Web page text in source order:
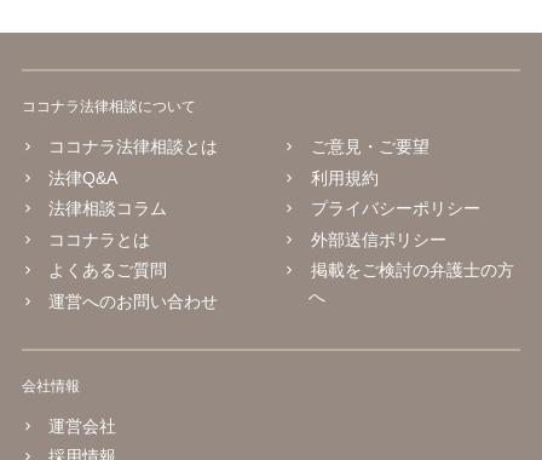
ココナラ法律相談について
ココナラ法律相談とは
法律Q&A
法律相談コラム
ココナラとは
よくあるご質問
運営へのお問い合わせ
ご意見・ご要望
利用規約
プライバシーポリシー
外部送信ポリシー
掲載をご検討の弁護士の方
へ
会社情報
運営会社